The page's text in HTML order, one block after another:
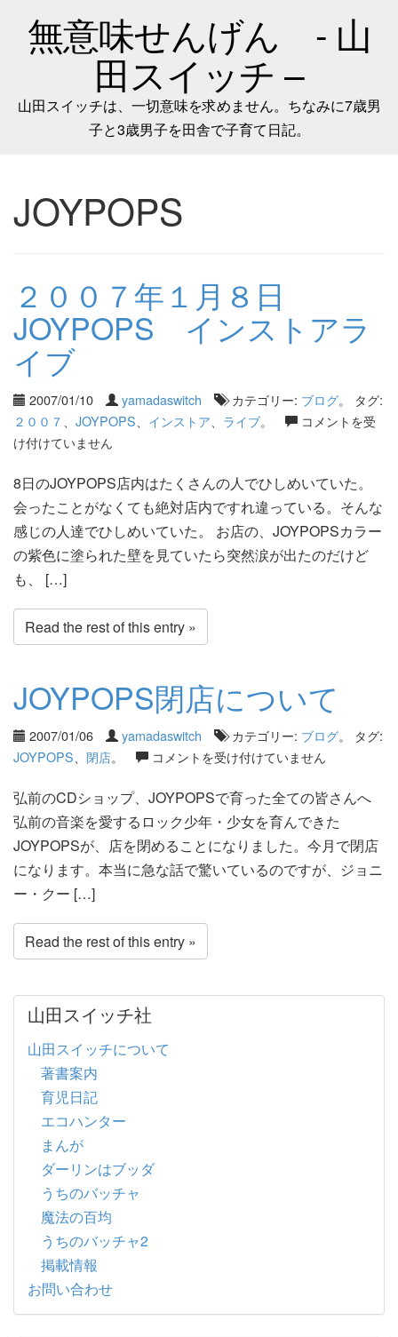
無意味せんげん - 山
田スイッチ –
山田スイッチは、一切意味を求めません。ちなみに7歳男
子と3歳男子を田舎で子育て日記。
JOYPOPS
２００７年１月８日
JOYPOPS インストアラ
イブ
2007/01/10 yamadaswitch カテゴリー: ブログ。 タグ:
２００７
JOYPOPS インストア ライブ。
コメントを受
け付けていません
8日のJOYPOPS店内はたくさんの人でひしめいていた。
会ったことがなくても絶対店内ですれ違っている。そんな
感じの人達でひしめいていた。 お店の、JOYPOPSカラー
の紫色に塗られた壁を見ていたら突然涙が出たのだけど
も、 […]
Read the rest of this entry »
JOYPOPS閉店について
2007/01/06 yamadaswitch カテゴリー: ブログ。 タグ:
JOYPOPS
閉店。 コメントを受け付けていません
弘前のCDショップ、JOYPOPSで育った全ての皆さんへ
弘前の音楽を愛するロック少年・少女を育んできた
JOYPOPSが、店を閉めることになりました。今月で閉店
になります。本当に急な話で驚いているのですが、ジョニ
ー・クー […]
Read the rest of this entry »
山田スイッチ社
山田スイッチについて
著書案内
育児日記
エコハンター
まんが
ダーリンはブッダ
うちのバッチャ
魔法の百均
うちのバッチャ2
掲載情報
お問い合わせ